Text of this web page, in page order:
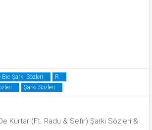
Bic Şarkı Sözleri
R
Şarkı Sözleri
Kurtar (Ft. Radu & Sefir) Şarkı Sözleri &